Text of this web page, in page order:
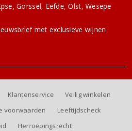
Gorssel, Eefde, Olst, Wesepe
met exclusieve wijnen
Klantenservice
Veilig winkelen
voorwaarden
Leeftijdscheck
Herroepingsrecht